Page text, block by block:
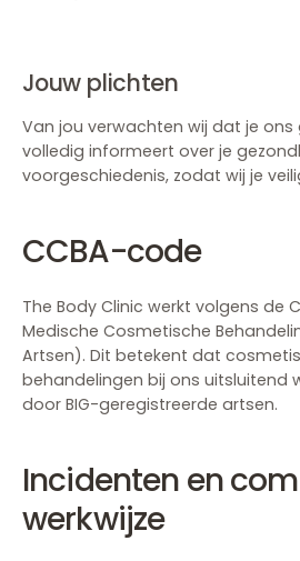
Jouw plichten
Van jou verwachten wij dat je ons
volledig informeert over je
voorgeschiedenis, zodat wij je
CCBA-code
The Body Clinic werkt volgens de
Medische Cosmetische
Artsen). Dit betekent dat
behandelingen bij ons uitsluitend
door BIG-geregistreerde artsen.
Incidenten en
werkwijze